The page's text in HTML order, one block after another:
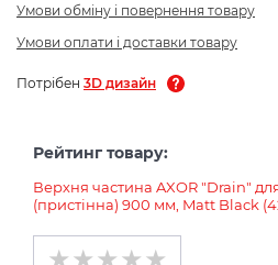
Умови обміну і повернення товару
Умови оплати і доставки товару
Потрібен 3D дизайн
Рейтинг товару:
Верхня частина AXOR "Drain"
(пристінна) 900 мм, Matt Black